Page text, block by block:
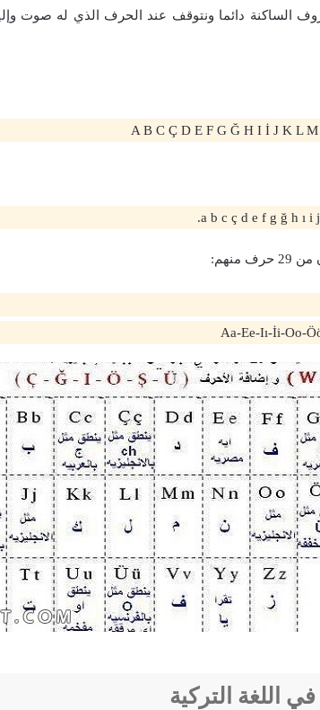
الساكنة دائما ونتوقف عند الحرف الذي له صوت
A B C Ç D E F G Ğ H I İ J K L
a b c ç d e f g ğ h ı i
منهم:
اللغة التركية